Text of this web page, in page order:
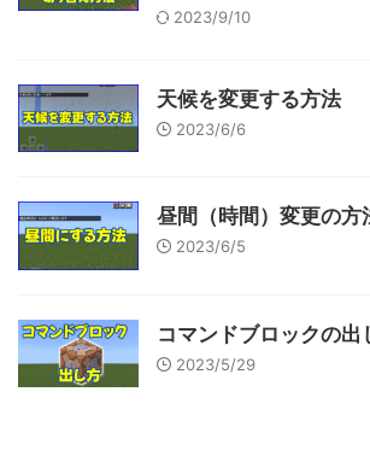
2023/9/10
天候を変更する方法
2023/6/6
昼間（時間）変更の方
2023/6/5
コマンドブロックの出
2023/5/29